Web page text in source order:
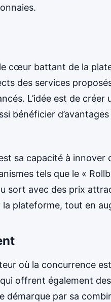
cœur battant de la
des services
L’idée est de
bénéficier
sa capacité à innover
tels que le «
sort avec des prix
la plateforme, tout en
où la concurrence
offrent également
démarque par sa